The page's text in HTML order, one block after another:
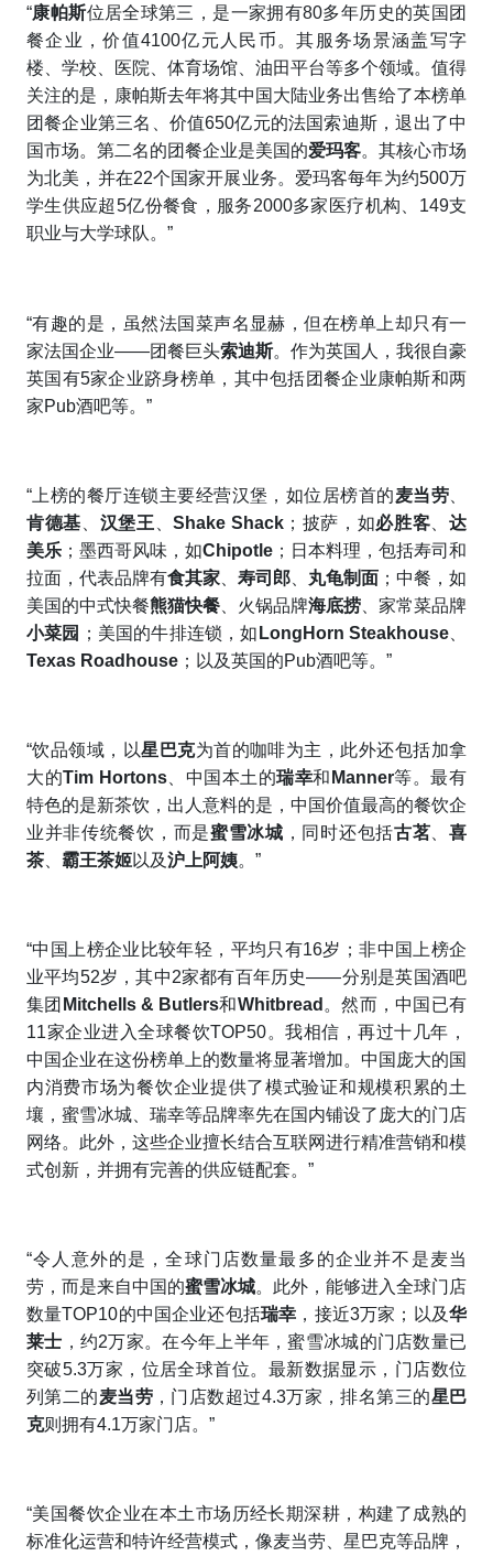
“康帕斯位居全球第三，是一家拥有80多年历史的英国团
餐企业，价值4100亿元人民币。其服务场景涵盖写字
楼、学校、医院、体育场馆、油田平台等多个领域。值得
关注的是，康帕斯去年将其中国大陆业务出售给了本榜单
团餐企业第三名、价值650亿元的法国索迪斯，退出了中
国市场。第二名的团餐企业是美国的爱玛客。其核心市场
为北美，并在22个国家开展业务。爱玛客每年为约500万
学生供应超5亿份餐食，服务2000多家医疗机构、149支
职业与大学球队。”
“有趣的是，虽然法国菜声名显赫，但在榜单上却只有一
家法国企业——团餐巨头索迪斯。作为英国人，我很自豪
英国有5家企业跻身榜单，其中包括团餐企业康帕斯和两
家Pub酒吧等。”
“上榜的餐厅连锁主要经营汉堡，如位居榜首的麦当劳
肯德基
汉堡王 、Shake Shack ；披萨，如必胜客 、达
美乐 ；墨西哥风味，如Chipotle ；日本料理，包括寿司和
拉面，代表品牌有食其家 寿司郎 丸龟制面 ；中餐，如
美国的中式快餐熊猫快餐 、火锅品牌海底捞 、家常菜品牌
小菜园
；美国的牛排连锁，如 LongHorn Steakhouse、
Texas Roadhouse ；以及英国的Pub酒吧等。”
“饮品领域，以星巴克为首的咖啡为主，此外还包括加拿
大的Tim Hortons、中国本土的瑞幸和 Manner等。最有
特色的是新茶饮，出人意料的是，中国价值最高的餐饮企
业并非传统餐饮，而是蜜雪冰城 ，同时还包括古茗 、喜
茶
霸王茶姬以及沪上阿姨。”
“中国上榜企业比较年轻，平均只有16岁；非中国上榜企
业平均52岁，其中2家都有百年历史——分别是英国酒吧
集团 Mitchells & Butlers和Whitbread 。然而，中国已有
11家企业进入全球餐饮TOP50。我相信，再过十几年，
中国企业在这份榜单上的数量将显著增加。中国庞大的国
内消费市场为餐饮企业提供了模式验证和规模积累的土
壤，蜜雪冰城、瑞幸等品牌率先在国内铺设了庞大的门店
网络。此外，这些企业擅长结合互联网进行精准营销和模
式创新，并拥有完善的供应链配套。”
“令人意外的是，全球门店数量最多的企业并不是麦当
劳，而是来自中国的蜜雪冰城。此外，能够进入全球门店
数量TOP10的中国企业还包括瑞幸 ，接近3万家；以及华
莱士 ，约2万家。在今年上半年，蜜雪冰城的门店数量已
突破5.3万家，位居全球首位。最新数据显示，门店数位
列第二的麦当劳 ，门店数超过4.3万家，排名第三的星巴
克则拥有4.1万家门店。”
“美国餐饮企业在本土市场历经长期深耕，构建了成熟的
标准化运营和特许经营模式，像麦当劳、星巴克等品牌，